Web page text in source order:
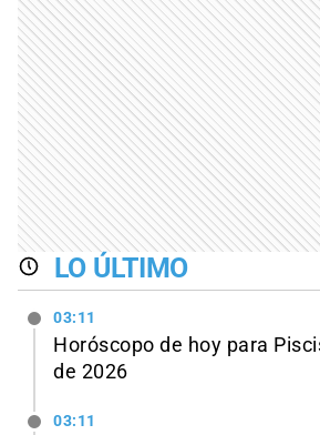
LO ÚLTIMO
03:11
Horóscopo de hoy para
de 2026
03:11